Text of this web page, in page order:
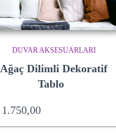
DUVAR AKSESUARLARI
Ağaç Dilimli Dekoratif
Tablo
1.750,00